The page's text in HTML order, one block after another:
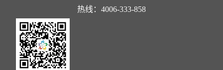
热线：4006-333-858